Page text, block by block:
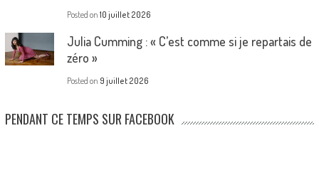
Posted on 10 juillet 2026
Julia Cumming : « C’est comme si je repartais de
zéro »
Posted on 9 juillet 2026
PENDANT CE TEMPS SUR FACEBOOK